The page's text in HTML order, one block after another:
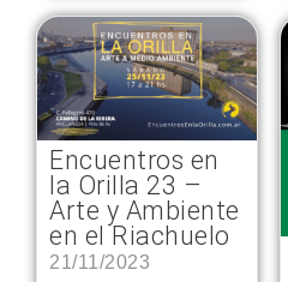
Encuentros en
la Orilla 23 –
Arte y Ambiente
en el Riachuelo
21/11/2023